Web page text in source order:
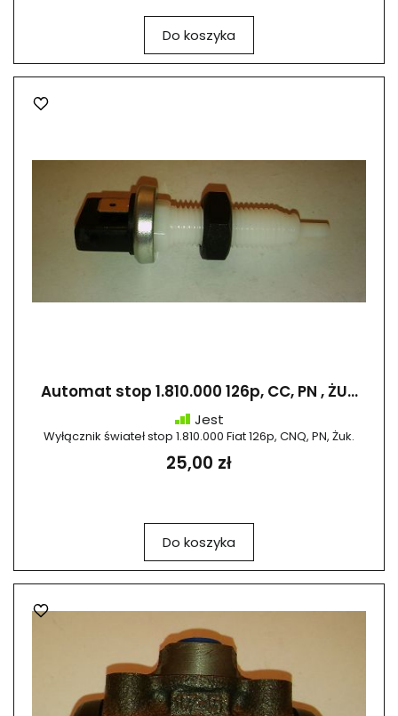
Do koszyka
Automat stop 1.810.000 126p, CC, PN , ŻU...
Jest
Wyłącznik świateł stop 1.810.000 Fiat 126p, CNQ, PN, Żuk.
25,00 zł
Do koszyka